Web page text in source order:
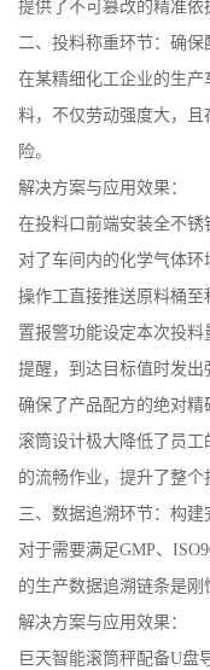
提供了不可篡改的精准依
二、投料称重环节：确
在某精细化工企业的生
料，不仅劳动强度大，
险。
解决方案与应用效果：
在投料口前端安装全不
对了车间内的化学气体环
操作工直接推送原料桶
置报警功能设定本次投
提醒，到达目标值时发出
确保了产品配方的绝对精
滚筒设计极大降低了员工
的流畅作业，提升了整个
三、数据追溯环节：构
对于需要满足GMP、
的生产数据追溯链条是刚
解决方案与应用效果：
巨天智能滚筒秤配备U盘